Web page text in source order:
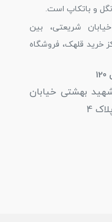
و باتکاپ است.
خیابان شریعتی، بین
خرید قلهک، فروشگاه
بهشتی خیابان
4